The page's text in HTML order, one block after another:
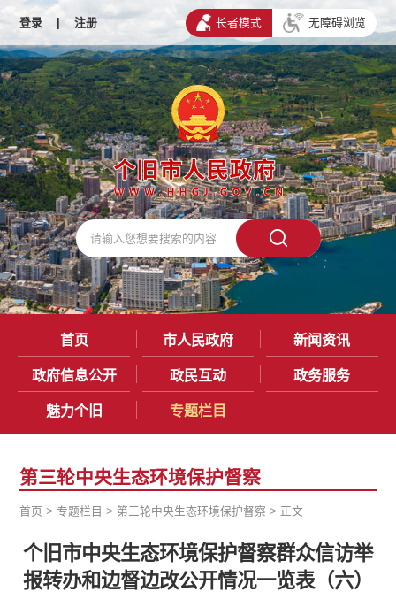
登录 | 注册 长者模式 无障碍浏览
首页 市人民政府 新闻资讯
政府信息公开 政民互动 政务服务
魅力个旧 专题栏目
第三轮中央生态环境保护督察
首页 >专题栏目 > 第三轮中央生态环境保护督察 > 正文
个旧市中央生态环境保护督察群众信访举
报转办和边督边改公开情况一览表（六）